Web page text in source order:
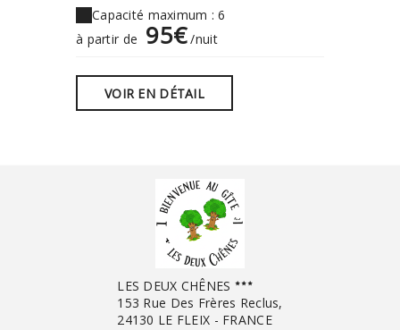
Capacité maximum : 6
à partir de 95€/nuit
VOIR EN DÉTAIL
LES DEUX CHÊNES
153 Rue Des Frères Reclus,
24130 LE FLEIX - FRANCE